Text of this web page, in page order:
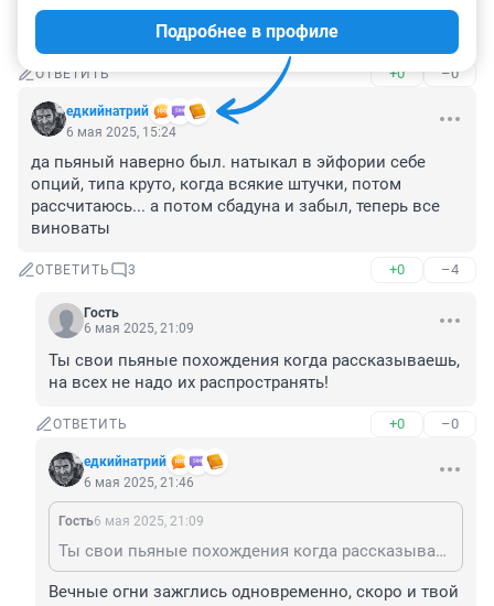
ОТВЕТИТЬ +0 –0
едкийнатрий
Подробнее в профиле
6 мая 2025, 15:24
да пьяный наверно был. натыкал в эйфории себе
опций, типа круто, когда всякие штучки, потом
рассчитаюсь... а потом сбадуна и забыл, теперь все
виноваты
ОТВЕТИТЬ 3 +0 –4
Гость
6 мая 2025, 21:09
Ты свои пьяные похождения когда рассказываешь,
на всех не надо их распространять!
ОТВЕТИТЬ +0 –0
едкийнатрий
6 мая 2025, 21:46
Гость6 мая 2025, 21:09
Ты свои пьяные похождения когда рассказываешь, на всех не надо их распространять!
Вечные огни зажглись одновременно, скоро и твой